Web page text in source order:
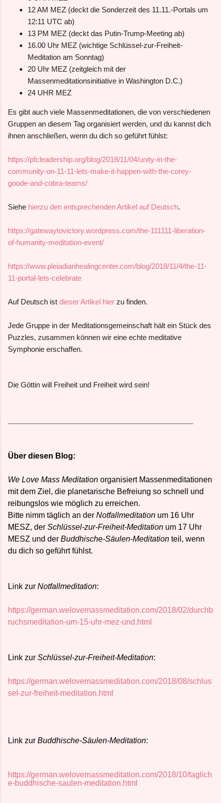
12 AM MEZ (deckt die Sonderzeit des 11.11.-Portals um
12:11 UTC ab)
13 PM MEZ (deckt das Putin-Trump-Meeting ab)
16.00 Uhr MEZ (wichtige Schlüssel-zur-Freiheit-
Meditation am Sonntag)
20 Uhr MEZ (zeitgleich mit der
Massenmeditationsinitiative in Washington D.C.)
24 UHR MEZ
Es gibt auch viele Massenmeditationen, die von verschiedenen
Gruppen an diesem Tag organisiert werden, und du kannst dich
ihnen anschließen, wenn du dich so geführt fühlst:
https://pfcleadership.org/blog/2018/11/04/unity-in-the-
community-on-11-11-lets-make-it-happen-with-the-corey-
goode-and-cobra-teams/
Siehe hierzu den entsprechenden Artikel auf Deutsch.
https://gatewaytovictory.wordpress.com/the-111111-liberation-
of-humanity-meditation-event/
https://www.pleiadianhealingcenter.com/blog/2018/11/4/the-11-
11-portal-lets-celebrate
Auf Deutsch ist dieser Artikel hier zu finden.
Jede Gruppe in der Meditationsgemeinschaft hält ein Stück des
Puzzles, zusammen können wir eine echte meditative
Symphonie erschaffen.
Die Göttin will Freiheit und Freiheit wird sein!
Über diesen Blog:
We Love Mass Meditation organisiert Massenmeditationen
mit dem Ziel, die planetarische Befreiung so schnell und
reibungslos wie möglich zu erreichen.
Bitte nimm täglich an der Notfallmeditation um 16 Uhr
MESZ, der Schlüssel-zur-Freiheit-Meditation um 17 Uhr
MESZ und der Buddhische-Säulen-Meditation teil, wenn
du dich so geführt fühlst.
Link zur Notfallmeditation:
https://german.welovemassmeditation.com/2018/02/durchb
ruchsmeditation-um-15-uhr-mez-und.html
Link zur Schlüssel-zur-Freiheit-Meditation:
https://german.welovemassmeditation.com/2018/08/schlus
sel-zur-freiheit-meditation.html
Link zur Buddhische-Säulen-Meditation:
https://german.welovemassmeditation.com/2018/10/taglich
e-buddhische-saulen-meditation.html